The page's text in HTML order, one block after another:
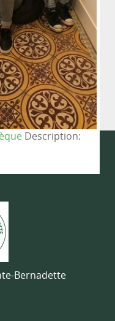
Description:
Bernadette